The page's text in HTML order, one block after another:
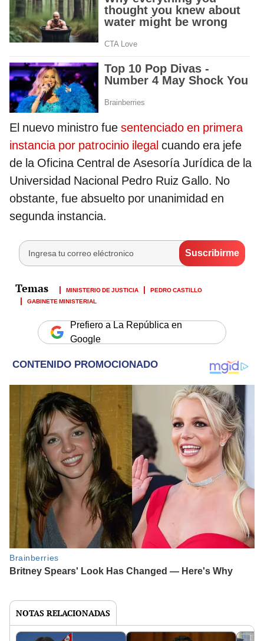
El nuevo ministro fue sentenciado en primera
instancia por patrocinio ilegal cuando era jefe
de la Oficina Central de Asesoría Jurídica de la
Universidad Nacional Pedro Ruiz Gallo. No
obstante, fue absuelto por unanimidad en
segunda instancia.
MINISTERIO DE JUSTICIA
PEDRO CASTILLO
GABINETE MINISTERIAL
Prefiero a La República en
Google
NOTAS RELACIONADAS